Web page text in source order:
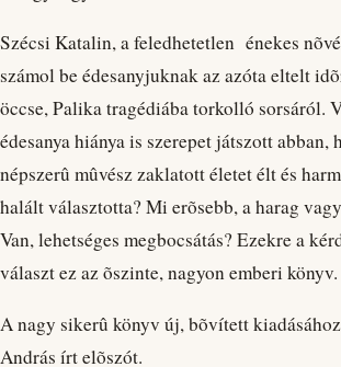
Szécsi Katalin, a feledhetetlen énekes
számol be édesanyjuknak az azóta eltelt
öccse, Palika tragédiába torkolló sorsáról.
édesanya hiánya is szerepet játszott abban,
népszerû mûvész zaklatott életet élt és
halált választotta? Mi erõsebb, a harag
Van, lehetséges megbocsátás? Ezekre a
választ ez az õszinte, nagyon emberi könyv.
A nagy sikerû könyv új, bõvített
András írt elõszót.